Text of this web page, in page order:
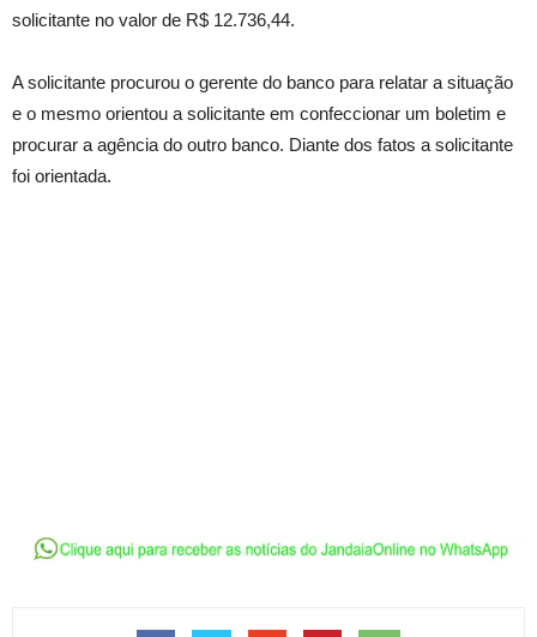
solicitante no valor de R$ 12.736,44.
A solicitante procurou o gerente do banco para relatar a situação
e o mesmo orientou a solicitante em confeccionar um boletim e
procurar a agência do outro banco. Diante dos fatos a solicitante
foi orientada.